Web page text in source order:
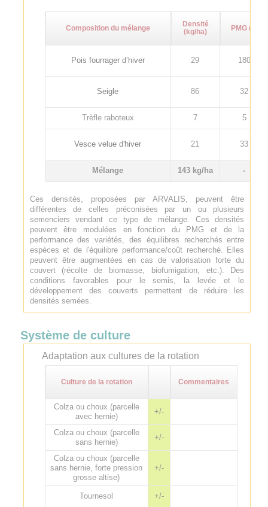
Composition du mélange
Densité
(kg/ha)
PMG (g)
Pois fourrager d’hiver 29 180
Seigle 86 32
Trèfle raboteux 7 5
Vesce velue d'hiver 21 33
Mélange 143 kg/ha -
Ces densités, proposées par ARVALIS, peuvent être
différentes de celles préconisées par un ou plusieurs
semenciers vendant ce type de mélange. Ces densités
peuvent être modulées en fonction du PMG et de la
performance des variétés, des équilibres recherchés entre
espèces et de l'équilibre performance/coût recherché. Elles
peuvent être augmentées en cas de valorisation forte du
couvert (récolte de biomasse, biofumigation, etc.). Des
conditions favorables pour le semis, la levée et le
développement des couverts permettent de réduire les
densités semées.
Système de culture
Adaptation aux cultures de la rotation
Culture de la rotation Commentaires
Colza ou choux (parcelle
avec hernie)
+/-
Colza ou choux (parcelle
sans hernie)
+/-
Colza ou choux (parcelle
sans hernie, forte pression
grosse altise)
+/-
Tournesol +/-